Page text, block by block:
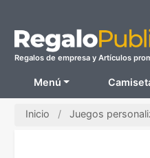
Regalos de empresa y Artículos
Menú
Inicio Juegos